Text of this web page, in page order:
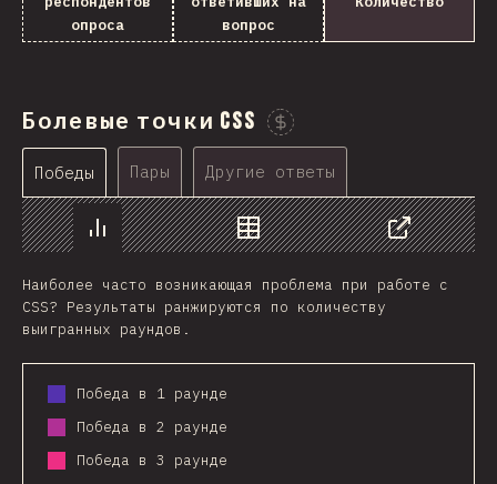
опроса
вопрос
Болевые точки CSS
Победы Пары Другие ответы
График Данные
Поделиться
Наиболее часто возникающая проблема при работе с
CSS? Результаты ранжируются по количеству
выигранных раундов.
Победа в 1 раунде
Победа в 2 раунде
Победа в 3 раунде